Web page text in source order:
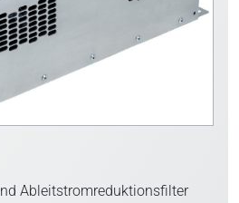
Ableitstromreduktionsfilter